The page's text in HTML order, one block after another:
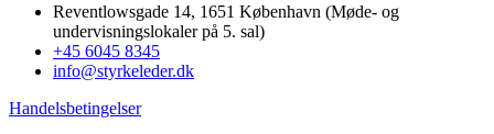
Reventlowsgade 14, 1651 København (Møde- og
undervisningslokaler på 5. sal)
+45 6045 8345
info@styrkeleder.dk
Handelsbetingelser